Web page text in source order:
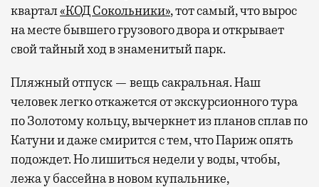
квартал«КОД Сокольники», тот самый, что вырос
на месте бывшего грузового двора и открывает
свой тайный ход в знаменитый парк.
Пляжный отпуск — вещь сакральная. Наш
человек легко откажется от экскурсионного тура
по Золотому кольцу, вычеркнет из планов сплав по
Катуни и даже смирится с тем, что Париж опять
подождет. Но лишиться недели у воды, чтобы,
лежа у бассейна в новом купальнике,